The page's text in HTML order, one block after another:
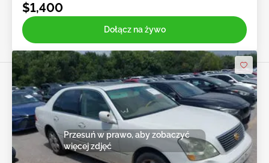
$1,400
Dołącz na żywo
Przesuń w prawo, aby zobaczyć
więcej zdjęć